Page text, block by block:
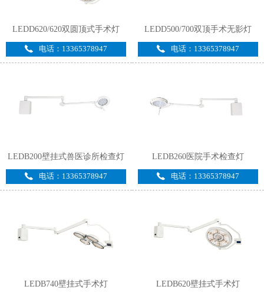
LEDD620/620双圆顶式手术灯
电话：13365378947
LEDD500/700双顶手术无影灯
电话：13365378947
LEDB200壁挂式兽医诊所检查灯
电话：13365378947
LEDB260医院手术检查灯
电话：13365378947
LEDB740壁挂式手术灯 LEDB620壁挂式手术灯